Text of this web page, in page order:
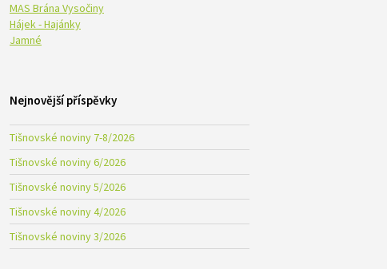
MAS Brána Vysočiny
Hájek - Hajánky
Jamné
Nejnovější příspěvky
Tišnovské noviny 7-8/2026
Tišnovské noviny 6/2026
Tišnovské noviny 5/2026
Tišnovské noviny 4/2026
Tišnovské noviny 3/2026